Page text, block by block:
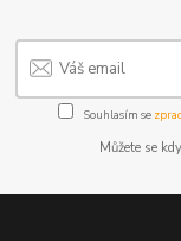
Souhlasím se
Můžete se